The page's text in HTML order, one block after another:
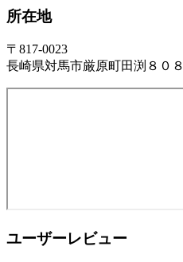
所在地
〒817-0023
長崎県対馬市厳原町田渕８０８
ユーザーレビュー